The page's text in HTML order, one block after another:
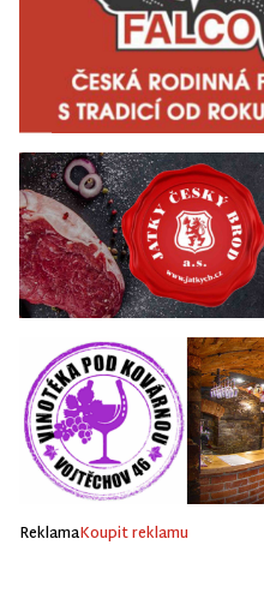
ReklamaKoupit reklamu